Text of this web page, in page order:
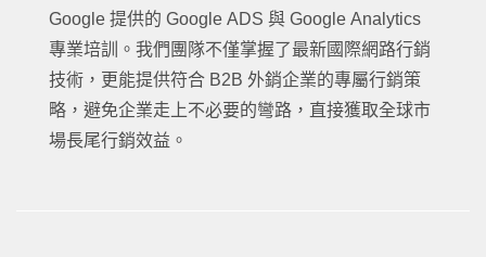
Google 提供的 Google ADS 與 Google Analytics
專業培訓。我們團隊不僅掌握了最新國際網路行銷
技術，更能提供符合 B2B 外銷企業的專屬行銷策
略，避免企業走上不必要的彎路，直接獲取全球市
場長尾行銷效益。